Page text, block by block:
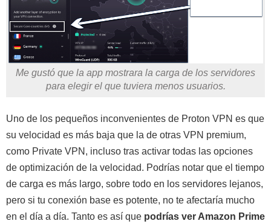
Me gustó que la app mostrara la carga de los servidores
para elegir el que tuviera menos usuarios.
Uno de los pequeños inconvenientes de Proton VPN es que
su velocidad es más baja que la de otras VPN premium,
como Private VPN, incluso tras activar todas las opciones
de optimización de la velocidad. Podrías notar que el tiempo
de carga es más largo, sobre todo en los servidores lejanos,
pero si tu conexión base es potente, no te afectaría mucho
en el día a día. Tanto es así que podrías ver Amazon Prime